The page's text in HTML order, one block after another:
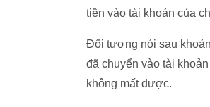
tiền vào tài khoản của
Đối tượng nói sau
đã chuyển vào tài
không mất được.